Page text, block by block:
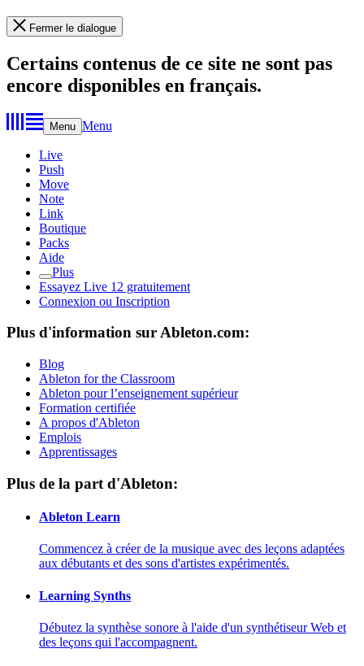
Fermer le dialogue
Certains contenus de ce site ne sont pas
encore disponibles en français.
Menu Menu
Live
Push
Move
Note
Link
Boutique
Packs
Aide
Plus
Essayez Live 12 gratuitement
Connexion ou Inscription
Plus d'information sur Ableton.com:
Blog
Ableton for the Classroom
Ableton pour l’enseignement supérieur
Formation certifiée
A propos d'Ableton
Emplois
Apprentissages
Plus de la part d'Ableton:
Ableton Learn
Commencez à créer de la musique avec des leçons adaptées
aux débutants et des sons d'artistes expérimentés.
Learning Synths
Débutez la synthèse sonore à l'aide d'un synthétiseur Web et
des leçons qui l'accompagnent.